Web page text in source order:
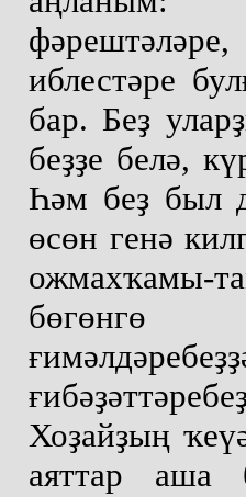
иблестәре
бар. Беҙ
беҙҙе белә,
Һәм беҙ был
өсөн генә
ожмахҡамы-
бөгөнгө
Хоҙайҙың
аяттар аша